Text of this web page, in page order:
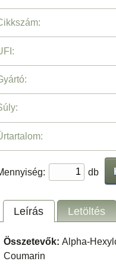
db
Leírás Letöltés
Összetevők: Alpha-
Coumarin